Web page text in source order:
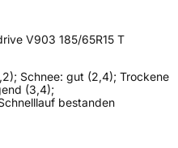
V903 185/65R15 T
Schnee: gut (2,4); Trockene
(3,4);
bestanden